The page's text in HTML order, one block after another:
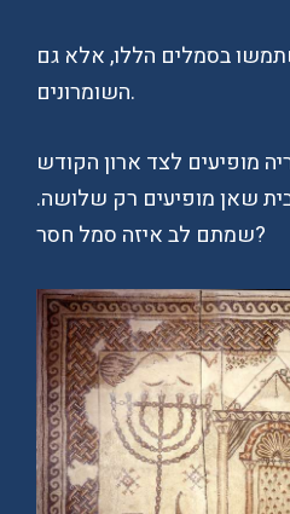
בסמלים הללו, אלא גם
השומרונים.
מופיעים לצד ארון הקודש
שאן מופיעים רק שלושה.
שמתם לב איזה סמל חסר?